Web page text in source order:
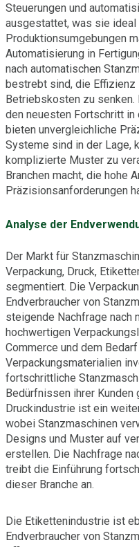
Steuerungen und
ausgestattet, was sie
Produktionsumgebungen
Automatisierung in
nach automatischen
bestrebt sind, die Effizienz
Betriebskosten zu
den neuesten Fortschritt
bieten unvergleichliche
Systeme sind in der Lage,
komplizierte Muster zu
Branchen macht, die hohe
Präzisionsanforderungen
Analyse der
Der Markt für
Verpackung, Druck,
segmentiert. Die
Endverbraucher von
steigende Nachfrage nach
hochwertigen
Commerce und dem
Verpackungsmaterialien
fortschrittliche
Bedürfnissen ihrer Kunden
Druckindustrie ist ein
wobei Stanzmaschinen
Designs und Muster auf
erstellen. Die Nachfrage
treibt die Einführung
dieser Branche an.
Die Etikettenindustrie ist
Endverbraucher von